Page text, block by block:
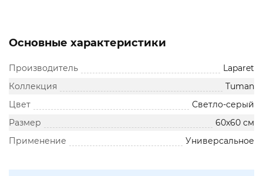
Основные характеристики
Производитель
Laparet
Коллекция
Tuman
Цвет
Светло-серый
Размер
60х60 см
Применение
Универсальное